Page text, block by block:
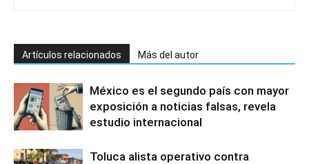
Artículos relacionados Más del autor
México es el segundo país con mayor
exposición a noticias falsas, revela
estudio internacional
Toluca alista operativo contra